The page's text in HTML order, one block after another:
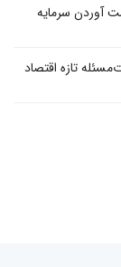
آوردن سرمایه
تازه اقتصاد